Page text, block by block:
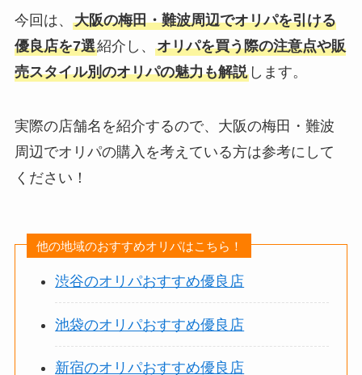
今回は、 大阪の梅田・難波周辺でオリパを引ける
優良店を7選紹介し、 オリパを買う際の注意点や販
売スタイル別のオリパの魅力も解説します。
実際の店舗名を紹介するので、大阪の梅田・難波
周辺でオリパの購入を考えている方は参考にして
ください！
他の地域のおすすめオリパはこちら！
渋谷のオリパおすすめ優良店
池袋のオリパおすすめ優良店
新宿のオリパおすすめ優良店